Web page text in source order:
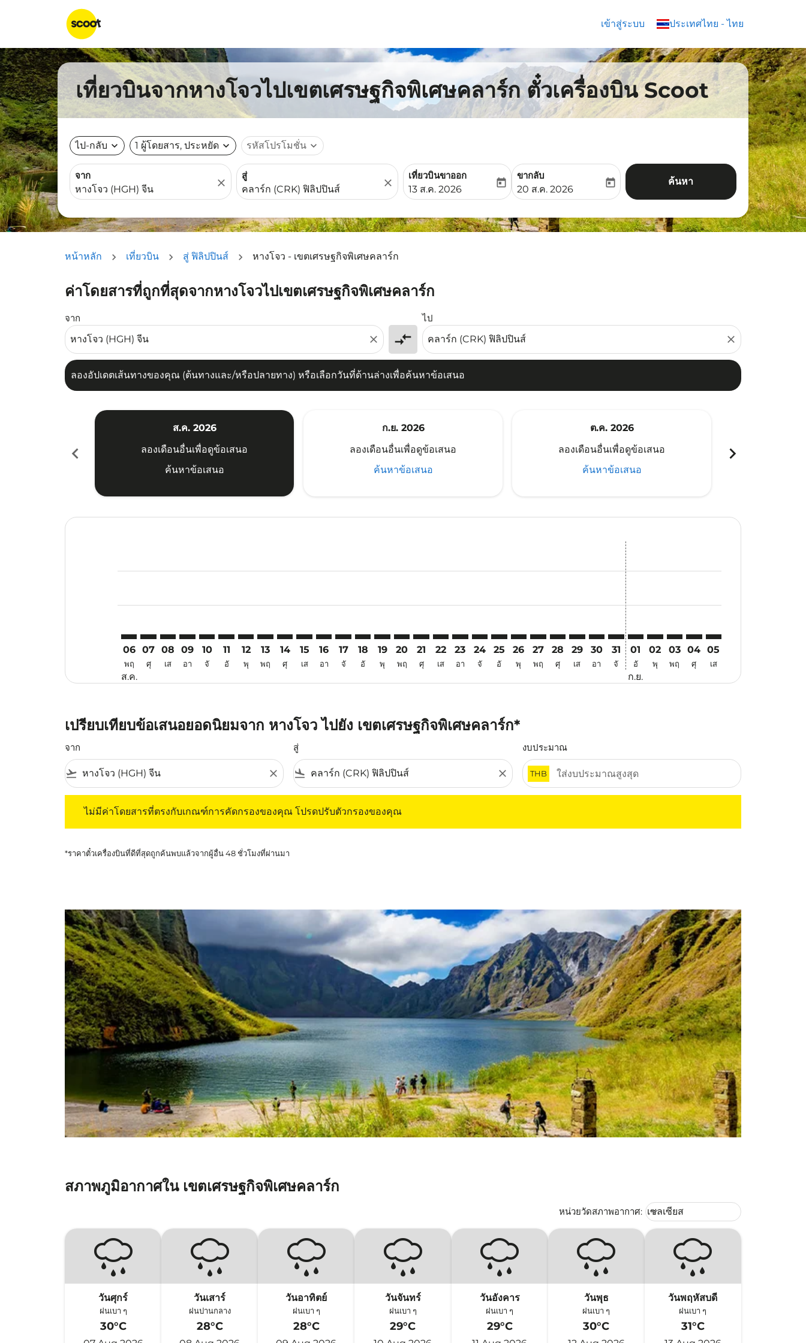
เข้าสู่ระบบ ประเทศไทย - ไทย
keyboard_arrow_down
เที่ยวบินจากหางโจวไปเขตเศรษฐกิจพิเศษคลาร์ก ตั๋วเครื่องบิน Scoot
ไป-กลับ expand_more 1 ผู้โดยสาร, ประหยัด expand_more รหัสโปรโมชั่น expand_more
จาก
close
สู่
close
เที่ยวบินขาออก
fc-booking-departure-date-aria-label
13 ส.ค. 2026
today
ขากลับ
fc-booking-return-date-aria-label
20 ส.ค. 2026
today ค้นหา
หน้าหลัก เที่ยวบิน สู่ ฟิลิปปินส์ หางโจว - เขตเศรษฐกิจพิเศษคลาร์ก
ค่าโดยสารที่ถูกที่สุดจากหางโจวไปเขตเศรษฐกิจพิเศษคลาร์ก
จาก
close compare_arrows
ไป
close
ลองอัปเดตเส้นทางของคุณ (ต้นทางและ/หรือปลายทาง) หรือเลือกวันที่ด้านล่างเพื่อค้นหาข้อเสนอ
ลองอัปเดตเส้นทางของคุณ (ต้นทางและ/หรือปลายทาง) หรือเลือกวันที่ด้านล่างเพื่อค้นหาข้อเสนอ
chevron_left
ส.ค. 2026
ลองเดือนอื่นเพื่อดูข้อเสนอ
ค้นหาข้อเสนอ
ก.ย. 2026
ลองเดือนอื่นเพื่อดูข้อเสนอ
ค้นหาข้อเสนอ
ต.ค. 2026
ลองเดือนอื่นเพื่อดูข้อเสนอ
ค้นหาข้อเสนอ
chevron_right
06
พฤ
ส.ค.
07
ศุ
08
เส
09
อา
10
จั
11
อั
12
พุ
13
พฤ
14
ศุ
15
เส
16
อา
17
จั
18
อั
19
พุ
HGH–CRK: cmp-view-offers-disclaimer. ค้นหาข้อเสนอ
20
พฤ
HGH–CRK: cmp-view-offers-disclaimer. ค้นหาข้อเสนอ
21
ศุ
HGH–CRK: cmp-view-offers-disclaimer. ค้นหาข้อเสนอ
22
เส
HGH–CRK: cmp-view-offers-disclaimer. ค้นหาข้อเสนอ
23
อา
HGH–CRK: cmp-view-offers-disclaimer. ค้นหาข้อเสนอ
24
จั
HGH–CRK: cmp-view-offers-disclaimer. ค้นหาข้อเสนอ
25
อั
HGH–CRK: cmp-view-offers-disclaimer. ค้นหาข้อเสนอ
26
พุ
HGH–CRK: cmp-view-offers-disclaimer. ค้นหาข้อเสนอ
27
พฤ
HGH–CRK: cmp-view-offers-disclaimer. ค้นหาข้อเสนอ
28
ศุ
HGH–CRK: cmp-view-offers-disclaimer. ค้นหาข้อเสนอ
29
เส
HGH–CRK: cmp-view-offers-disclaimer. ค้นหาข้อ
30
อา
HGH–CRK: cmp-view-offers-disclaimer. ค้น
31
จั
01
อั
ก.ย.
02
พุ
03
พฤ
04
ศุ
05
เส
เปรียบเทียบข้อเสนอยอดนิยมจาก หางโจว ไปยัง เขตเศรษฐกิจพิเศษคลาร์ก*
จาก
flight_takeoff close
สู่
flight_land close
งบประมาณ
THB
ไม่มีค่าโดยสารที่ตรงกับเกณฑ์การคัดกรองของคุณ โปรดปรับตัวกรองของคุณ
*ราคาตั๋วเครื่องบินที่ดีที่สุดถูกค้นพบแล้วจากผู้อื่น 48 ชั่วโมงที่ผ่านมา
สภาพภูมิอากาศใน เขตเศรษฐกิจพิเศษคลาร์ก
หน่วยวัดสภาพอากาศ: Weather unit option เซลเซียส
เซลเซียส
keyboard_arrow_down
วันศุกร์
ฝนเบา ๆ
30°C
วันเสาร์
ฝนปานกลาง
28°C
วันอาทิตย์
ฝนเบา ๆ
28°C
วันจันทร์
ฝนเบา ๆ
29°C
วันอังคาร
ฝนเบา ๆ
29°C
วันพุธ
ฝนเบา ๆ
30°C
วันพฤหัสบดี
ฝนเบา ๆ
31°C